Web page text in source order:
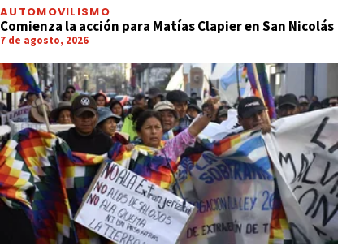
AUTOMOVILISMO
Comienza la acción para Matías Clapier en San Nicolás
7 de agosto, 2026